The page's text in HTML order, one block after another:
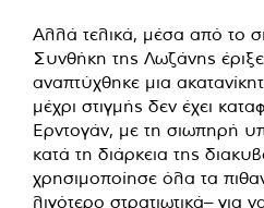
Αλλά τελικά, μέσα από το
Συνθήκη της Λωζάνης
αναπτύχθηκε μια
μέχρι στιγμής δεν έχει
Ερντογάν, με τη σιωπηρή
κατά τη διάρκεια της
χρησιμοποίησε όλα τα
λιγότερο στρατιωτικά– για